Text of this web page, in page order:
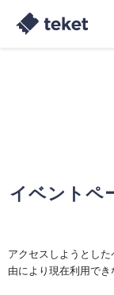
イベントペ
アクセスしようとし
由により現在利用で